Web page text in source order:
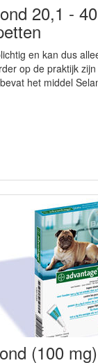
20,1 -
en kan dus
op de praktijk zijn
het middel
(100